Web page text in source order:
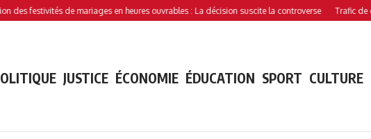
de mariages en heures ouvrables : La décision suscite la controverse Trafic de
JUSTICE ÉCONOMIE ÉDUCATION SPORT CULTURE